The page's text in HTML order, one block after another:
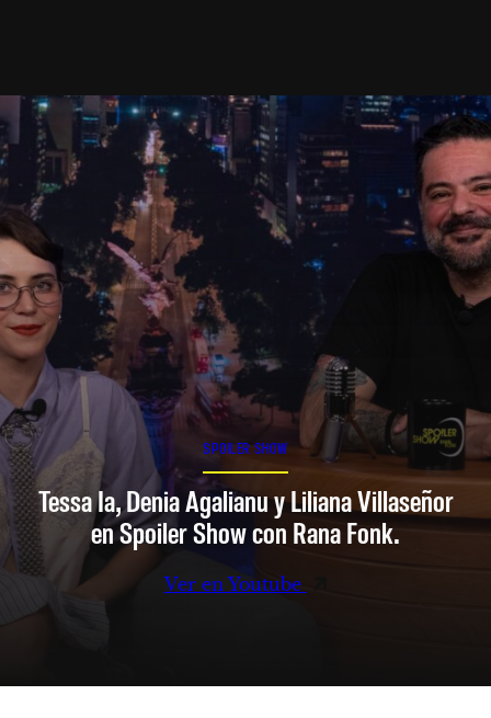
SPOILER SHOW
Tessa Ia, Denia Agalianu y Liliana Villaseñor
en Spoiler Show con Rana Fonk.
Ver en Youtube